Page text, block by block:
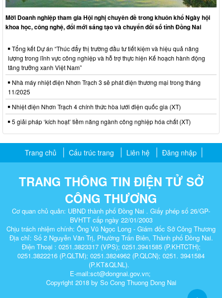
Mời Doanh nghiệp tham gia Hội nghị chuyên đề trong khuôn khổ Ngày hội
khoa học, công nghệ, đổi mới sáng tạo và chuyển đổi số tỉnh Đồng Nai
Tổng kết Dự án “Thúc đẩy thị trường đầu tư tiết kiệm và hiệu quả năng
lượng trong lĩnh vực công nghiệp và hỗ trợ thực hiện Kế hoạch hành động
tăng trưởng xanh Việt Nam”
Nhà máy nhiệt điện Nhơn Trạch 3 sẽ phát điện thương mại trong tháng
11/2025
Nhiệt điện Nhơn Trạch 4 chính thức hòa lưới điện quốc gia (XT)
5 giải pháp ‘kích hoạt’ tiềm năng ngành công nghiệp hóa chất (XT)
Trang chủ Cấu trúc trang Liên hệ Đăng nhập
TRANG THÔNG TIN ĐIỆN TỬ SỞ
CÔNG THƯƠNG
Cơ quan chủ quản: UBND thành phố Đồng Nai . Giấy phép số 26/GP-
BVHTT cấp ngày 22/01/2003
Chịu trách nhiệm chính: Ông Vũ Ngọc Long - Giám đốc Sở Công Thương
Địa chỉ: Số 2 Nguyễn Văn Trị, Phường Trấn Biên, Thành phố Đồng Nai.
Điện Thoại : 0251.3823317 (VPS); 0251.3941585 (P.KHTCTH);
0251.3822216 (P.QLTM); 0251.3824962 (P.QLCN); 0251. 3941584
(P.KT&QLNL).
E-mail:sct@dongnai.gov.vn;
Copyright 2018 by So Cong Thuong Dong Nai​